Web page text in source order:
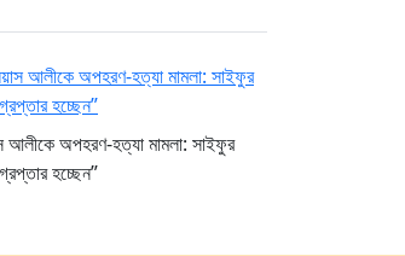
আলীকে অপহরণ-হত্যা মামলা: সাইফুর
হচ্ছেন”